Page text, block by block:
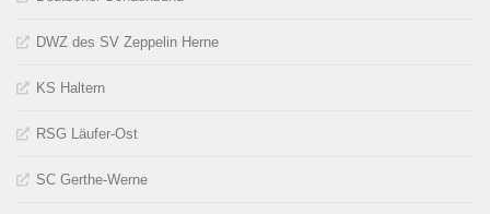
DWZ des SV Zeppelin Herne
KS Haltern
RSG Läufer-Ost
SC Gerthe-Werne